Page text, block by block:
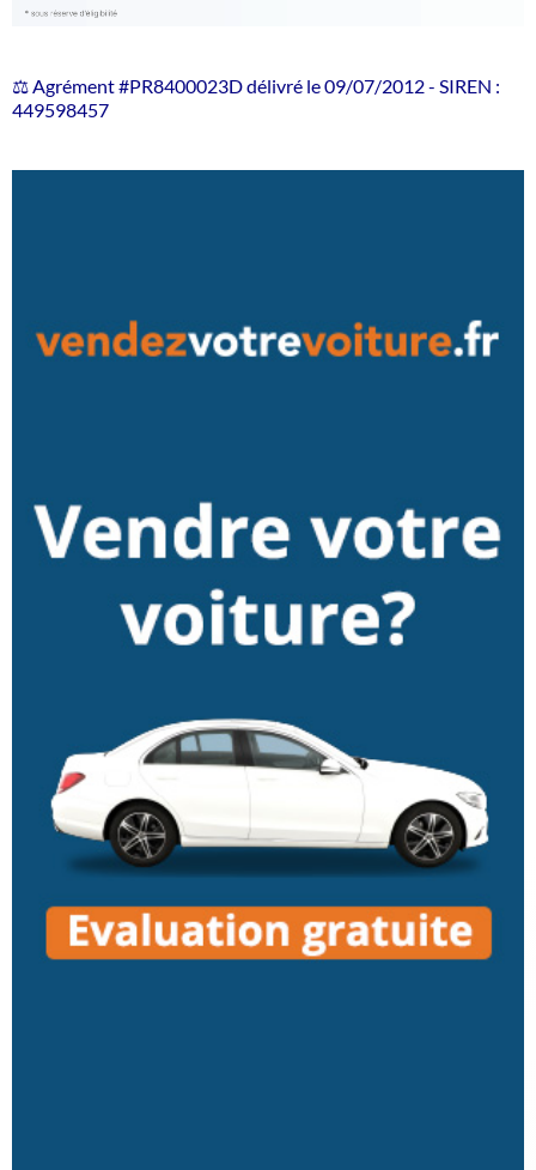
⚖️ Agrément #PR8400023D délivré le 09/07/2012 - SIREN :
449598457